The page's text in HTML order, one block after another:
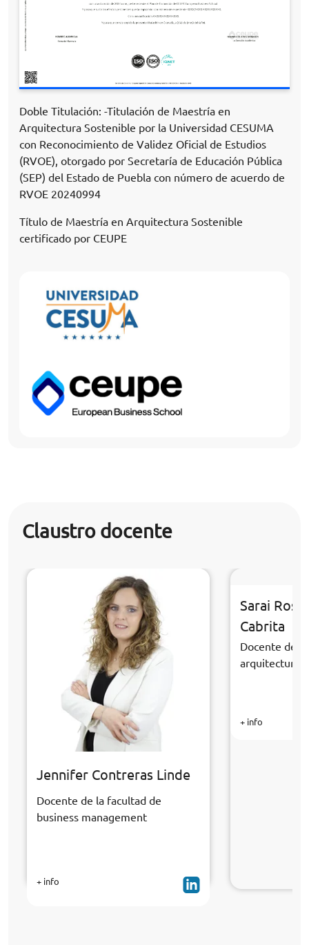
Doble Titulación: -Titulación de Maestría en
Arquitectura Sostenible por la Universidad CESUMA
con Reconocimiento de Validez Oficial de Estudios
(RVOE), otorgado por Secretaría de Educación Pública
(SEP) del Estado de Puebla con número de acuerdo de
RVOE 20240994
Título de Maestría en Arquitectura Sostenible
certificado por CEUPE
Claustro docente
Jennifer Contreras Linde
Docente de la facultad de
business management
+ info
Sarai
Cabrita
Docente de
arquitectura
+ info